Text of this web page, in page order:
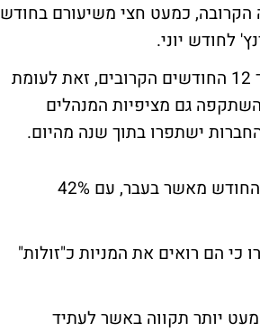
הקרובה, כמעט חצי משיעורם בחודש
לחודש יוני.
24% ממנהלי הקרנות מעריכים כי הכלכלה העולמית תתחזק במהלך 12 החודשים הקרובים, זאת לעומת
תמונה דומה השתקפה גם מציפיות המנהלים
רמת הנזילות בשווקים העולמיים מדאיגה את המשקיעים עוד יותר החודש מאשר בעבר, עם 42%
הזדמנות. 38% מהנשאלים אמרו כי הם רואים את המניות כ"זולות"
יותר תקווה באשר לעתיד